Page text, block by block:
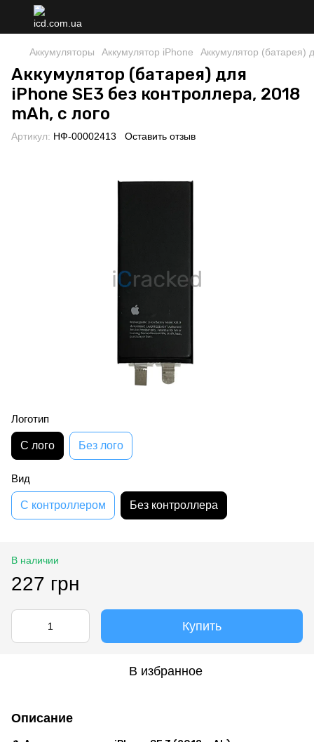
Аккумуляторы Аккумулятор iPhone Аккумулятор (батарея)
Аккумулятор (батарея) для
iPhone SE3 без контроллера, 2018
mAh, с лого
Артикул: НФ-00002413 Оставить отзыв
Логотип
С лого Без лого
Вид
С контроллером Без контроллера
В наличии
227 грн
Купить
В избранное
Описание